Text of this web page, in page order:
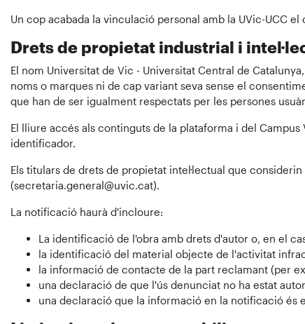
Un cop acabada la vinculació personal amb la UVic-UCC
Drets de propietat industrial i
El nom Universitat de Vic - Universitat Central de
noms o marques ni de cap variant seva sense el
que han de ser igualment respectats per les persones
El lliure accés als continguts de la plataforma i del
identificador.
Els titulars de drets de propietat intel·lectual que
(secretaria.general@uvic.cat).
La notificació haurà d'incloure:
La identificació de l'obra amb drets d'autor o, en el
la identificació del material objecte de l'activitat
la informació de contacte de la part reclamant (per
una declaració de que l'ús denunciat no ha estat
una declaració que la informació en la notificació és